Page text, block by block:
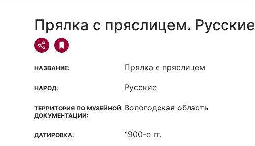
Прялка с пряслицем. Русские
НАЗВАНИЕ: Прялка с пряслицем
НАРОД: Русские
ТЕРРИТОРИЯ ПО МУЗЕЙНОЙ
ДОКУМЕНТАЦИИ:
Вологодская область
ДАТИРОВКА: 1900-е гг.